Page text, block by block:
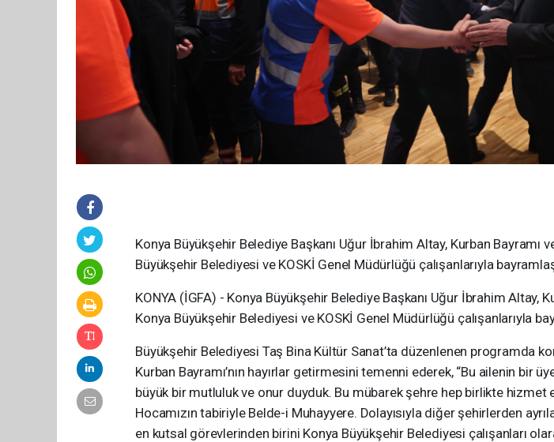
Konya Büyükşehir Belediye Başkanı Uğur İbrahim Altay, Kurban Bayramı
Büyükşehir Belediyesi ve KOSKİ Genel Müdürlüğü çalışanlarıyla
KONYA (İGFA) - Konya Büyükşehir Belediye Başkanı Uğur İbrahim Altay,
Konya Büyükşehir Belediyesi ve KOSKİ Genel Müdürlüğü çalışanlarıyla
Büyükşehir Belediyesi Taş Bina Kültür Sanat’ta düzenlenen programda
Kurban Bayramı’nın hayırlar getirmesini temenni ederek, “Bu ailenin bir
büyük bir mutluluk ve onur duyduk. Bu mübarek şehre hep birlikte hizmet
Hocamızın tabiriyle Belde-i Muhayyere. Dolayısıyla diğer şehirlerden
en kutsal görevlerinden birini Konya Büyükşehir Belediyesi çalışanları